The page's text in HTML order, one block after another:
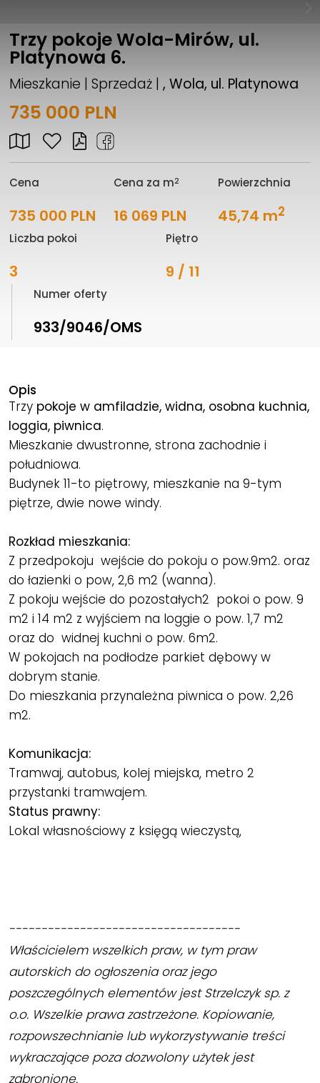
Trzy pokoje Wola-Mirów, ul.
Platynowa 6.
Mieszkanie | Sprzedaż |, Wola, ul. Platynowa
735 000 PLN
Cena
735 000 PLN
Cena za m2
16 069 PLN
Powierzchnia
45,74 m2
Liczba pokoi
3
Piętro
9 / 11
Numer oferty
933/9046/OMS
Opis
Trzy pokoje w amfiladzie, widna, osobna kuchnia,
loggia, piwnica.
Mieszkanie dwustronne, strona zachodnie i
południowa.
Budynek 11-to piętrowy, mieszkanie na 9-tym
piętrze, dwie nowe windy.
Rozkład mieszkania:
Z przedpokoju wejście do pokoju o pow.9m2. oraz
do łazienki o pow, 2,6 m2 (wanna).
Z pokoju wejście do pozostałych2 pokoi o pow. 9
m2 i 14 m2 z wyjściem na loggie o pow. 1,7 m2
oraz do widnej kuchni o pow. 6m2.
W pokojach na podłodze parkiet dębowy w
dobrym stanie.
Do mieszkania przynależna piwnica o pow. 2,26
m2.
Komunikacja:
Tramwaj, autobus, kolej miejska, metro 2
przystanki tramwajem.
Status prawny:
Lokal własnościowy z księgą wieczystą,
------------------------------------
Właścicielem wszelkich praw, w tym praw
autorskich do ogłoszenia oraz jego
poszczególnych elementów jest Strzelczyk sp. z
o.o. Wszelkie prawa zastrzeżone. Kopiowanie,
rozpowszechnianie lub wykorzystywanie treści
wykraczające poza dozwolony użytek jest
zabronione.